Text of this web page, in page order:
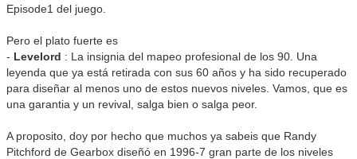
Episode1 del juego.
Pero el plato fuerte es
- Levelord : La insignia del mapeo profesional de los 90. Una
leyenda que ya está retirada con sus 60 años y ha sido recuperado
para diseñar al menos uno de estos nuevos niveles. Vamos, que es
una garantia y un revival, salga bien o salga peor.
A proposito, doy por hecho que muchos ya sabeis que Randy
Pitchford de Gearbox diseñó en 1996-7 gran parte de los niveles